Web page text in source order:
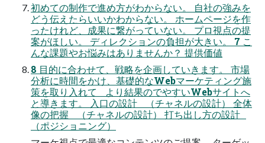
初めての制作で進め方がわからない。 自社の強みを
どう伝えたらいいかわからない。 ホームページを作
ったけれど、成果に繋がっていない。 プロ視点の提
案がほしい。 ディレクションの負担が大きい。 7 こ
んな課題やお悩みはありませんか？ 提供価値
8 目的に合わせて、戦略を企画していきます。 市場
分析に時間をかけ、基礎的なWebマーケティング施
策を取り入れて より結果のでやすいWebサイトへ
と導きます。 入口の設計 （チャネルの設計） 全体
像の把握 （チャネルの設計） 打ち出し方の設計
（ポジショニング）